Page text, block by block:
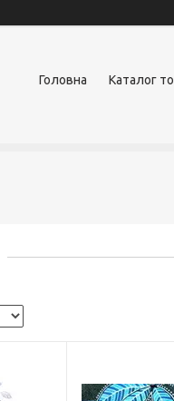
Головна Каталог